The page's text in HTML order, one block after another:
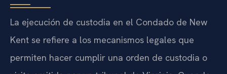
La ejecución de custodia en el Condado de New
Kent se refiere a los mecanismos legales que
permiten hacer cumplir una orden de custodia o